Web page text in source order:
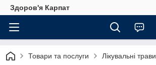
Здоров'я Карпат
Товари та послуги Лікувальні трави